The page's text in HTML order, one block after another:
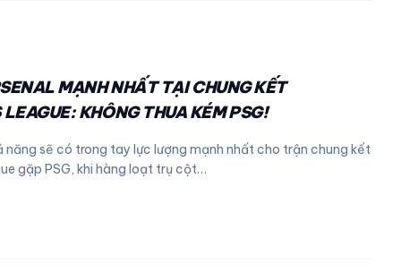
MẠNH NHẤT TẠI CHUNG KẾT
KHÔNG THUA KÉM PSG!
năng sẽ có trong tay lực lượng mạnh nhất cho trận chung kết
gặp PSG, khi hàng loạt trụ cột…